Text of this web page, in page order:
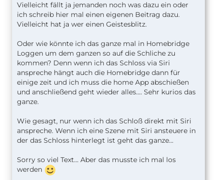
Vielleicht fällt ja jemanden noch was dazu ein oder
ich schreib hier mal einen eigenen Beitrag dazu.
Vielleicht hat ja wer einen Geistesblitz.
Oder wie könnte ich das ganze mal in Homebridge
Loggen um dem ganzen so auf die Schliche zu
kommen? Denn wenn ich das Schloss via Siri
anspreche hängt auch die Homebridge dann für
einige zeit und ich muss die home App abschießen
und anschließend geht wieder alles.... Sehr kurios das
ganze.
Wie gesagt, nur wenn ich das Schloß direkt mit Siri
anspreche. Wenn ich eine Szene mit Siri ansteuere in
der das Schloss hinterlegt ist geht das ganze...
Sorry so viel Text... Aber das musste ich mal los
werden